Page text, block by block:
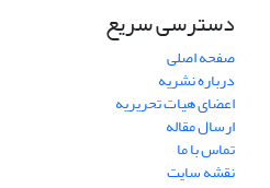
دسترسی سریع
صفحه اصلی
درباره نشریه
اعضای هیات تحریریه
ارسال مقاله
تماس با ما
نقشه سایت